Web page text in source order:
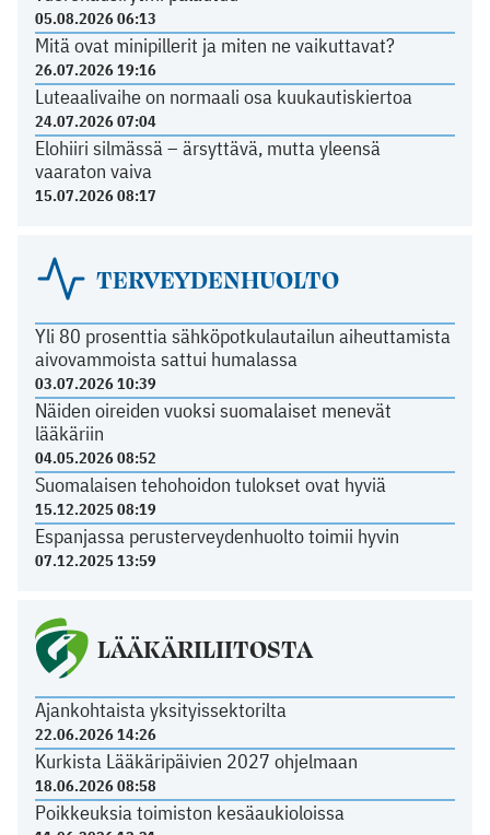
05.08.2026 06:13
Mitä ovat minipillerit ja miten ne vaikuttavat?
26.07.2026 19:16
Luteaalivaihe on normaali osa kuukautiskiertoa
24.07.2026 07:04
Elohiiri silmässä – ärsyttävä, mutta yleensä
vaaraton vaiva
15.07.2026 08:17
TERVEYDENHUOLTO
Yli 80 prosenttia sähköpotkulautailun aiheuttamista
aivovammoista sattui humalassa
03.07.2026 10:39
Näiden oireiden vuoksi suomalaiset menevät
lääkäriin
04.05.2026 08:52
Suomalaisen tehohoidon tulokset ovat hyviä
15.12.2025 08:19
Espanjassa perusterveydenhuolto toimii hyvin
07.12.2025 13:59
LÄÄKÄRILIITOSTA
Ajankohtaista yksityissektorilta
22.06.2026 14:26
Kurkista Lääkäripäivien 2027 ohjelmaan
18.06.2026 08:58
Poikkeuksia toimiston kesäaukioloissa